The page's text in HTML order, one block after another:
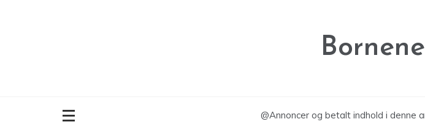
@Annoncer og betalt indhold i denne